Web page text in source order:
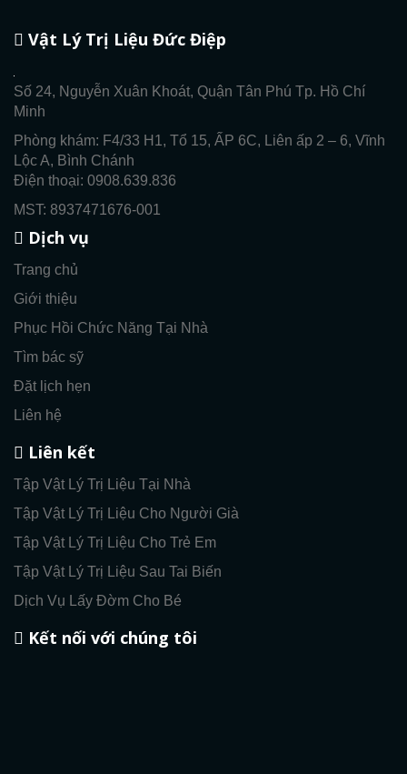
Vật Lý Trị Liệu Đức Điệp
Số 24, Nguyễn Xuân Khoát, Quận Tân Phú Tp. Hồ Chí
Minh
Phòng khám: F4/33 H1, Tổ 15, ẤP 6C, Liên ấp 2 – 6, Vĩnh
Lộc A, Bình Chánh
Điện thoại: 0908.639.836
MST: 8937471676-001
Dịch vụ
Trang chủ
Giới thiệu
Phục Hồi Chức Năng Tại Nhà
Tìm bác sỹ
Đặt lịch hẹn
Liên hệ
Liên kết
Tập Vật Lý Trị Liệu Tại Nhà
Tập Vật Lý Trị Liệu Cho Người Già
Tập Vật Lý Trị Liệu Cho Trẻ Em
Tập Vật Lý Trị Liệu Sau Tai Biến
Dịch Vụ Lấy Đờm Cho Bé
Kết nối với chúng tôi